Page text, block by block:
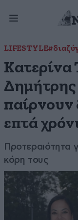
LIFESTYLE
Κατερίνα
Δημήτρης
παίρνουν
επτά
Προτεραιότητα
κόρη τους